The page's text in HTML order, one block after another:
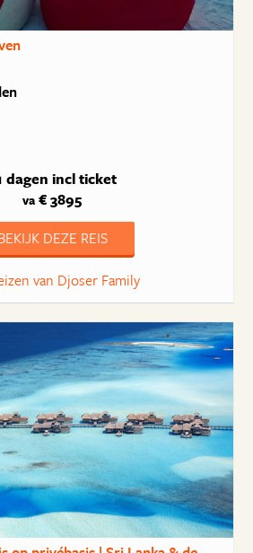
dagen incl ticket
va € 3895
DEZE REIS
van Djoser Family